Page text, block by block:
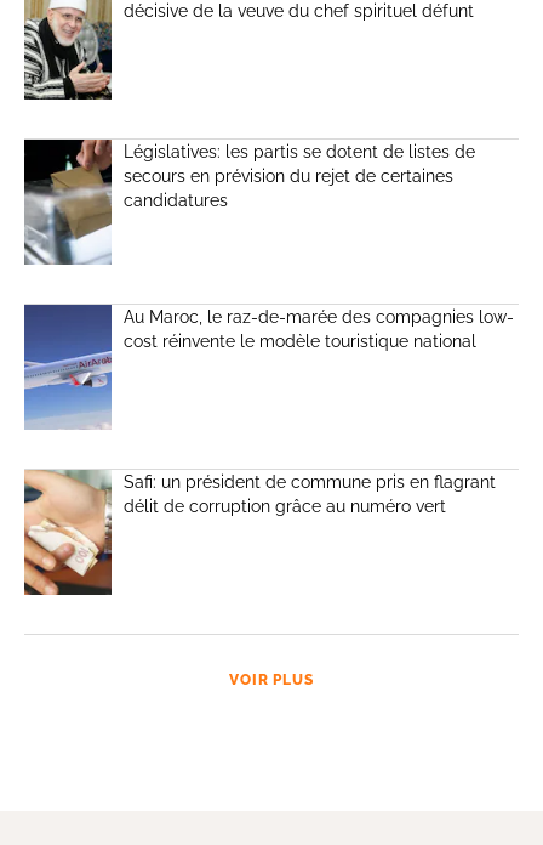
décisive de la veuve du chef spirituel défunt
Législatives: les partis se dotent de listes de
secours en prévision du rejet de certaines
candidatures
Au Maroc, le raz-de-marée des compagnies low-
cost réinvente le modèle touristique national
Safi: un président de commune pris en flagrant
délit de corruption grâce au numéro vert
VOIR PLUS